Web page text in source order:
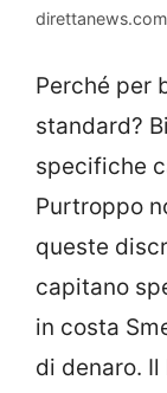
direttanews.com
Perché per
standard?
specifiche
Purtroppo
queste
capitano
in costa
di denaro.